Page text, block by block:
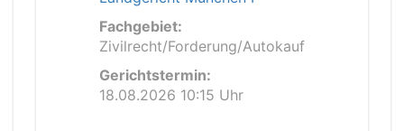
Fachgebiet:
Zivilrecht/Forderung/Autokauf
Gerichtstermin:
18.08.2026 10:15 Uhr